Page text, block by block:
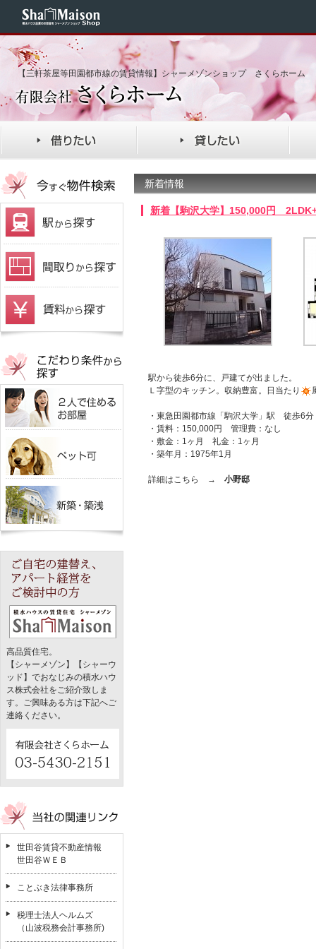
【三軒茶屋等田園都市線の賃貸情報】シャーメゾンショップ さくらホーム
高品質住宅。
【シャーメゾン】【シャーウ
ッド】でおなじみの積水ハウ
ス株式会社をご紹介致しま
す。ご興味ある方は下記へご
連絡ください。
世田谷賃貸不動産情報
世田谷ＷＥＢ
ことぶき法律事務所
税理士法人ヘルムズ
（山波税務会計事務所)
新着情報
新着【駒沢大学】150,000円
駅から徒歩6分に、戸建てが出ました。
Ｌ字型のキッチン。収納豊富。日当たり
・東急田園都市線「駒沢大学」駅 徒歩6分
・賃料：150,000円 管理費：なし
・敷金：1ヶ月 礼金：1ヶ月
・築年月：1975年1月
詳細はこちら → 小野邸